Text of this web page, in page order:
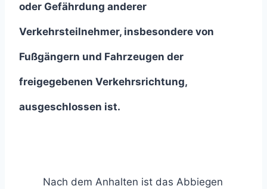
oder Gefährdung anderer
Verkehrsteilnehmer, insbesondere von
Fußgängern und Fahrzeugen der
freigegebenen Verkehrsrichtung,
ausgeschlossen ist.
Nach dem Anhalten ist das Abbiegen